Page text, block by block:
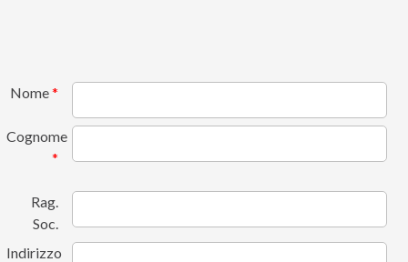
Nome*
Cognome
*
Rag.
Soc.
Indirizzo